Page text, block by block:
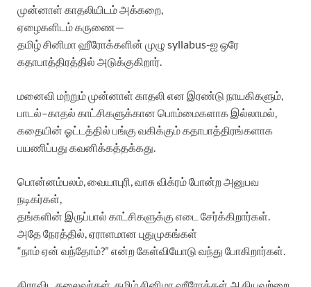
முன்னாள் காதலியிடம் அக்கறை,
ஏழைகளிடம் கருணை—
தமிழ் சினிமா ஹீரோக்களின் முழு syllabus-ஐ ஒரே
கதாபாத்திரத்தில் அடுக்குகிறார்.
மனைவி மற்றும் முன்னாள் காதலி என இரண்டு நாயகிகளும்,
பாடல்–காதல் காட்சிகளுக்கான பொம்மைகளாக இல்லாமல்,
கதையின் ஓட்டத்தில் பங்கு வகிக்கும் கதாபாத்திரங்களாக
பயணிப்பது கவனிக்கத்தக்கது.
பொன்னம்பலம், வையாபுரி, வாசு விக்ரம் போன்ற அனுபவ
நடிகர்கள்,
தங்களின் இருப்பால் காட்சிகளுக்கு எடை சேர்க்கிறார்கள்.
அதே நேரத்தில், ஏராளமான புதுமுகங்கள்
“நாம் ஏன் வந்தோம்?” என்ற கேள்வியோடு வந்து போகிறார்கள்.